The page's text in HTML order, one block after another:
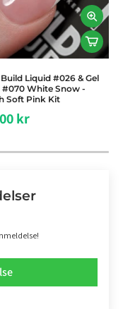
Build Liquid #026 & Gel
#070 White Snow -
Soft Pink Kit
kr